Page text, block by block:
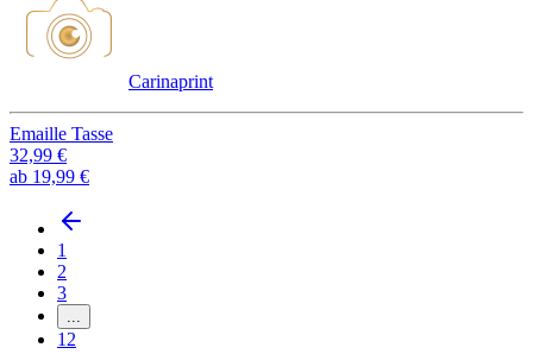
Carinaprint
Emaille Tasse
32,99 €
ab 19,99 €
1
2
3
...
12